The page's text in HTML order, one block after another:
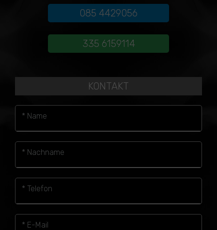
085 4429056
335 6159114
KONTAKT
* Name
* Nachname
* Telefon
* E-Mail